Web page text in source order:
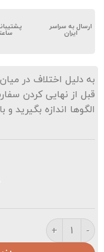
ارسال به سراسر
ایران ساعته
به دلیل اختلاف در میان
قبل از نهایی کردن
الگوها اندازه بگیرید و
مردانه عدد